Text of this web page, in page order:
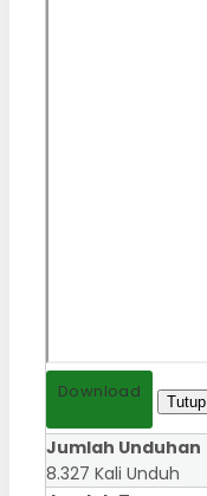
Download Tutup
Jumlah Unduhan
8.327 Kali Unduh